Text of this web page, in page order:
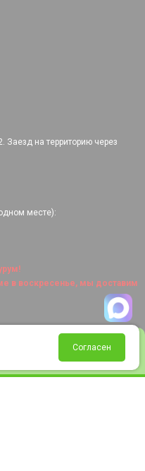
Избранное Корзина
Заезд на территорию через
месте):
в воскресенье, мы доставим
Согласен